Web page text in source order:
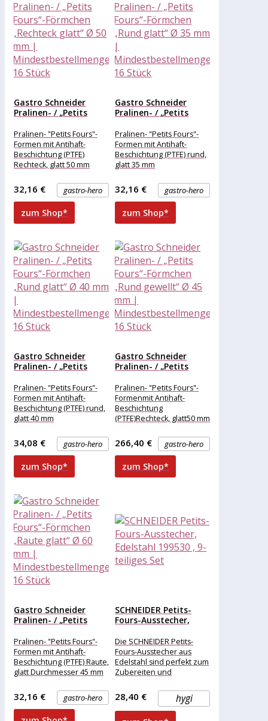
Gastro Schneider
Pralinen- / „Petits
„Rechteck...
Pralinen- "Petits Fours"-
Formen mit Antihaft-
Beschichtung (PTFE)
Rechteck, glatt 50 mm
gastro-hero
32,16 €
zum Shop*
Gastro Schneider
Pralinen- / „Petits
„Rund...
Pralinen- "Petits Fours"-
Formen mit Antihaft-
Beschichtung (PTFE) rund,
glatt 35 mm
gastro-hero
32,16 €
zum Shop*
Gastro Schneider
Pralinen- / „Petits
„Rund...
Pralinen- "Petits Fours"-
Formen mit Antihaft-
Beschichtung (PTFE) rund,
glatt 40 mm
gastro-hero
34,08 €
zum Shop*
Gastro Schneider
Pralinen- / „Petits
„Rund...
Pralinen- "Petits Fours"-
Formenmit Antihaft-
Beschichtung
(PTFE)Rechteck, glatt50 mm
gastro-hero
266,40 €
zum Shop*
Gastro Schneider
Pralinen- / „Petits
„Raute...
Pralinen- "Petits Fours"-
Formen mit Antihaft-
Beschichtung (PTFE) Raute,
glatt Durchmesser 45 mm
gastro-hero
32,16 €
SCHNEIDER Petits-
Fours-Ausstecher,
teiliges Set
Die SCHNEIDER Petits-
Fours-Ausstecher aus
Edelstahl sind perfekt zum
Zubereiten und
Marzipan, Käse- oder
Butterdekorationen. Das
Set besteht
hygi
28,40 €